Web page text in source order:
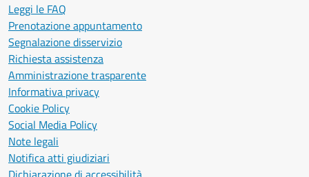
Leggi le FAQ
Prenotazione appuntamento
Segnalazione disservizio
Richiesta assistenza
Amministrazione trasparente
Informativa privacy
Cookie Policy
Social Media Policy
Note legali
Notifica atti giudiziari